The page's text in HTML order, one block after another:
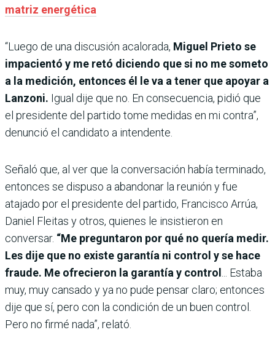
matriz energética
“Luego de una discusión acalorada, Miguel Prieto se
impacientó y me retó diciendo que si no me someto
a la medición, entonces él le va a tener que apoyar a
Lanzoni. Igual dije que no. En consecuencia, pidió que
el presidente del partido tome medidas en mi contra”,
denunció el candidato a intendente.
Señaló que, al ver que la conversación había terminado,
entonces se dispuso a abandonar la reunión y fue
atajado por el presidente del partido, Francisco Arrúa,
Daniel Fleitas y otros, quienes le insistieron en
conversar. “Me preguntaron por qué no quería medir.
Les dije que no existe garantía ni control y se hace
fraude. Me ofrecieron la garantía y control ... Estaba
muy, muy cansado y ya no pude pensar claro; entonces
dije que sí, pero con la condición de un buen control.
Pero no firmé nada”, relató.